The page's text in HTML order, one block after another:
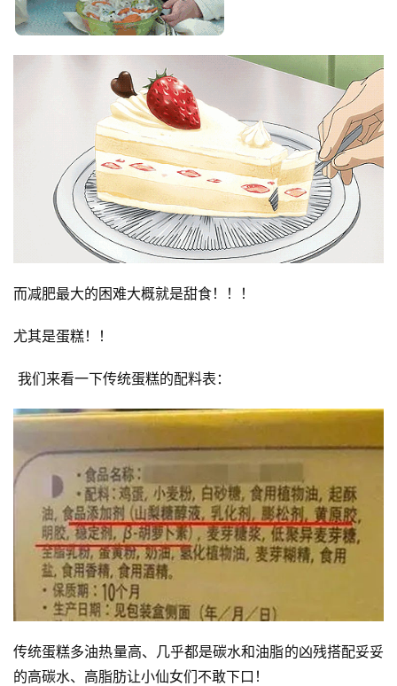
而减肥最大的困难大概就是甜食！！！
尤其是蛋糕！！
我们来看一下传统蛋糕的配料表：
传统蛋糕多油热量高、几乎都是碳水和油脂的凶残搭配妥妥
的高碳水、高脂肪让小仙女们不敢下口！